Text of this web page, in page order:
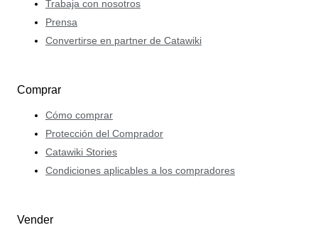
Trabaja con nosotros
Prensa
Convertirse en partner de Catawiki
Comprar
Cómo comprar
Protección del Comprador
Catawiki Stories
Condiciones aplicables a los compradores
Vender